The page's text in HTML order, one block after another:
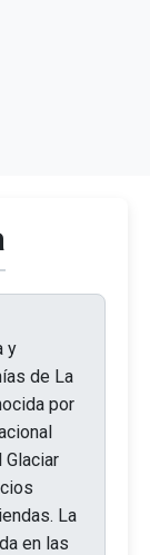
y
de La
por
La
en las